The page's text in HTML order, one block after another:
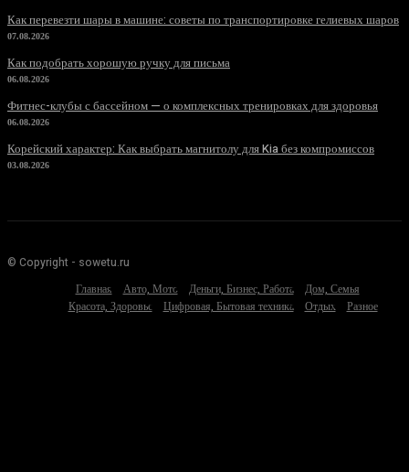
Как перевезти шары в машине: советы по транспортировке гелиевых шаров
07.08.2026
Как подобрать хорошую ручку для письма
06.08.2026
Фитнес-клубы с бассейном — о комплексных тренировках для здоровья
06.08.2026
Корейский характер: Как выбрать магнитолу для Kia без компромиссов
03.08.2026
© Copyright - sowetu.ru
Главная
Авто, Мото Деньги, Бизнес, Работа
Дом, Семья
Красота, Здоровье
Цифровая, Бытовая техника Отдых Разное